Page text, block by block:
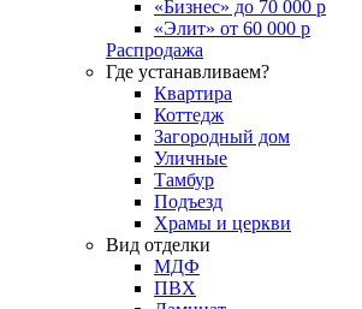
«Бизнес» до 70 000 р
«Элит» от 60 000 р
Распродажа
Где устанавливаем?
Квартира
Коттедж
Загородный дом
Уличные
Тамбур
Подъезд
Храмы и церкви
Вид отделки
МДФ
ПВХ